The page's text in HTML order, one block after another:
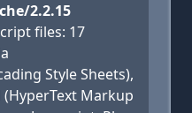
2.2.15
files: 17
Style Sheets),
Markup